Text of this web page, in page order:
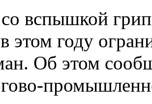
вспышкой
этом году
Об этом